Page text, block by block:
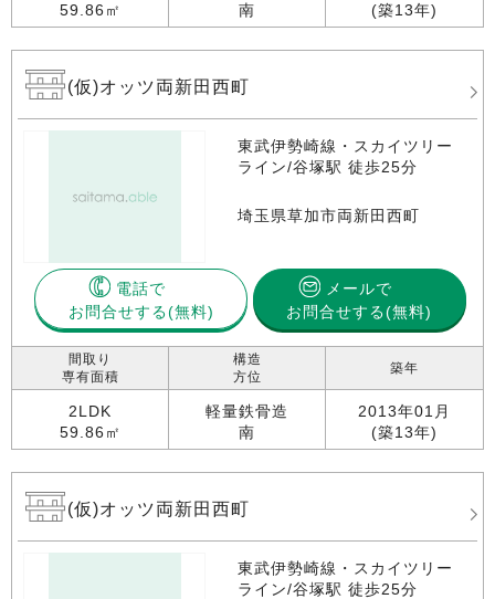
59.86㎡
南
(築13年)
(仮)オッツ両新田西町
東武伊勢崎線・スカイツリー
ライン/谷塚駅 徒歩25分
埼玉県草加市両新田西町
電話で
お問合せする
メールで
お問合せする(無料)
間取り
専有面積
2LDK
59.86㎡
構造
方位
軽量鉄骨造
南
築年
2013年01月
(築13年)
(仮)オッツ両新田西町
東武伊勢崎線・スカイツリー
ライン/谷塚駅 徒歩25分